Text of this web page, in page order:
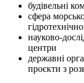
будівельні
сфера
науково-
центри
державні
проєкти з